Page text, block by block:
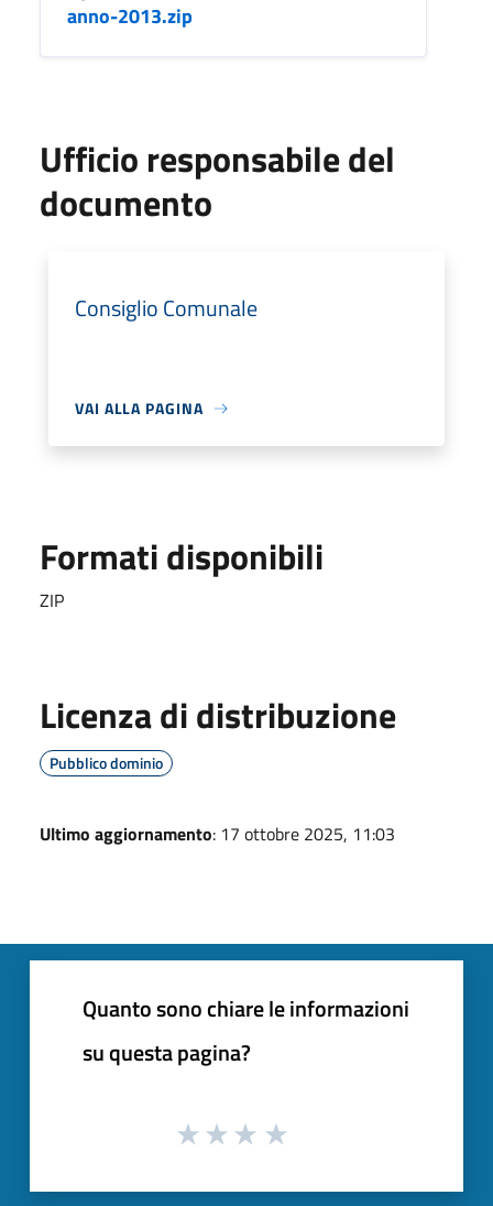
anno-2013.zip
Ufficio responsabile del
documento
Consiglio Comunale
VAI ALLA PAGINA
Formati disponibili
ZIP
Licenza di distribuzione
Pubblico dominio
Ultimo aggiornamento: 17 ottobre 2025, 11:03
Quanto sono chiare le informazioni
su questa pagina?